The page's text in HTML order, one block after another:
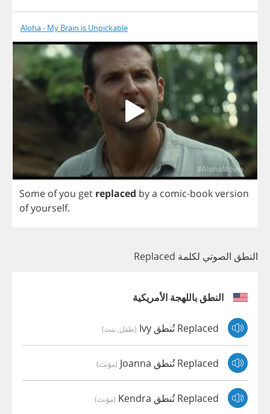
Aloha - My Brain is Unpickable
Some ofyou get replaced bya comic-bookversion
ofyourself.
النطق الصوتي لكلمة Replaced
النطق باللهجة الأمريكية
Replaced تُنطق Ivy (طفل, بنت)
Replaced تُنطق Joanna (مؤنث)
Replaced تُنطق Kendra (مؤنث)